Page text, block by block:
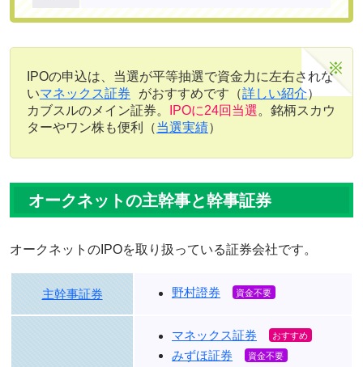
IPOの申込は、当選が平等抽選で資金力に左右されな
いマネックス証券 がおすすめです（詳しい紹介）
カブスルのメイン証券。
IPOに24回当選。銘柄スカウ
ターやワン株も便利（当選実績）
オークネットの主幹事と幹事証券
オークネットのIPOを取り扱っている証券会社です。
主幹事証券 野村證券
マネックス証券
みずほ証券